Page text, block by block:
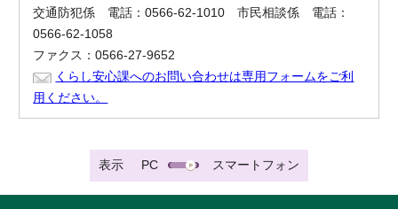
交通防犯係 電話：0566-62-1010 市民相談係 電話：
0566-62-1058
ファクス：0566-27-9652
くらし安心課へのお問い合わせは専用フォームをご利
用ください。
表示 PC スマートフォン